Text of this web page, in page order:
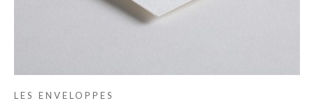
LES ENVELOPPES